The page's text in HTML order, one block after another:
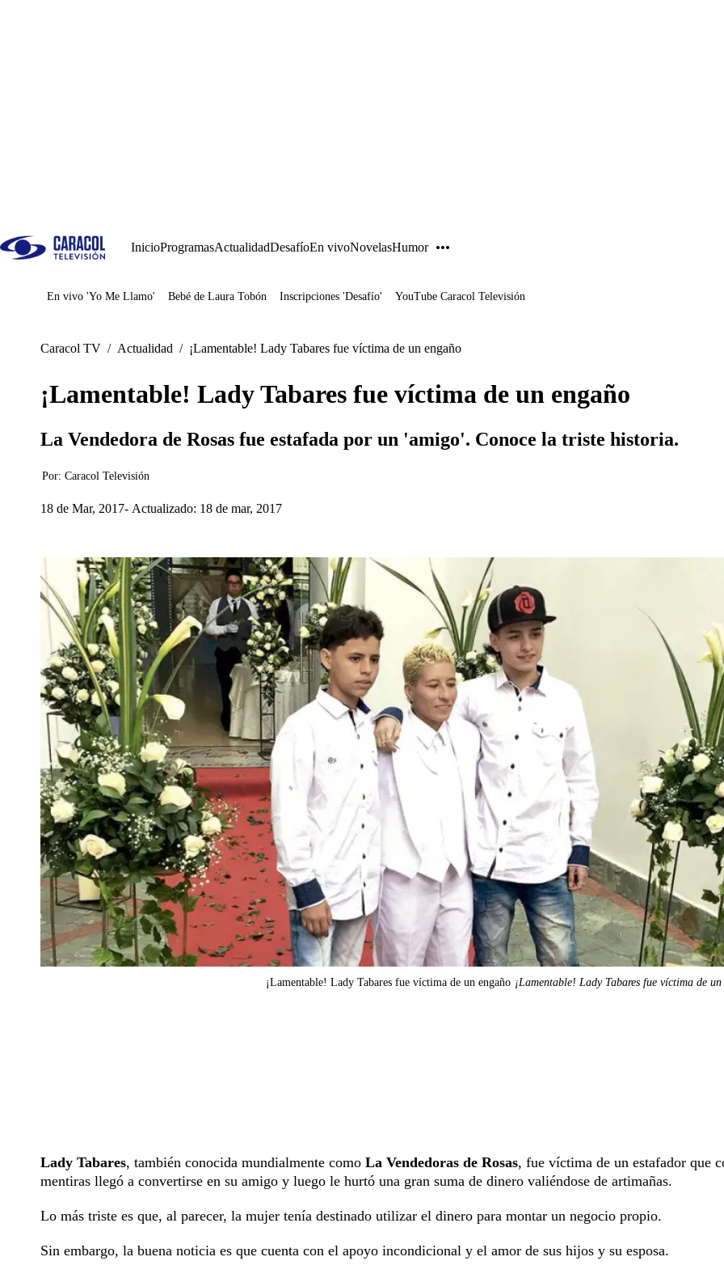
InicioProgramasActualidadDesafíoEn vivoNovelasHumor
Juegos
En vivo 'Yo Me Llamo' Bebé de Laura Tobón Inscripciones 'Desafío' YouTube Caracol Televisión
Caracol TV / Actualidad / ¡Lamentable! Lady Tabares fue víctima de un engaño
¡Lamentable! Lady Tabares fue víctima de un engaño
La Vendedora de Rosas fue estafada por un 'amigo'. Conoce la triste historia.
Por: Caracol Televisión
18 de Mar, 2017 Actualizado: 18 de mar, 2017
¡Lamentable! Lady Tabares fue víctima de un engaño ¡Lamentable! Lady Tabares fue víctima de un
Lady Tabares, también conocida mundialmente como La Vendedoras de Rosas, fue víctima de un estafador que
mentiras llegó a convertirse en su amigo y luego le hurtó una gran suma de dinero valiéndose de artimañas.
Lo más triste es que, al parecer, la mujer tenía destinado utilizar el dinero para montar un negocio propio.
Sin embargo, la buena noticia es que cuenta con el apoyo incondicional y el amor de sus hijos y su esposa.